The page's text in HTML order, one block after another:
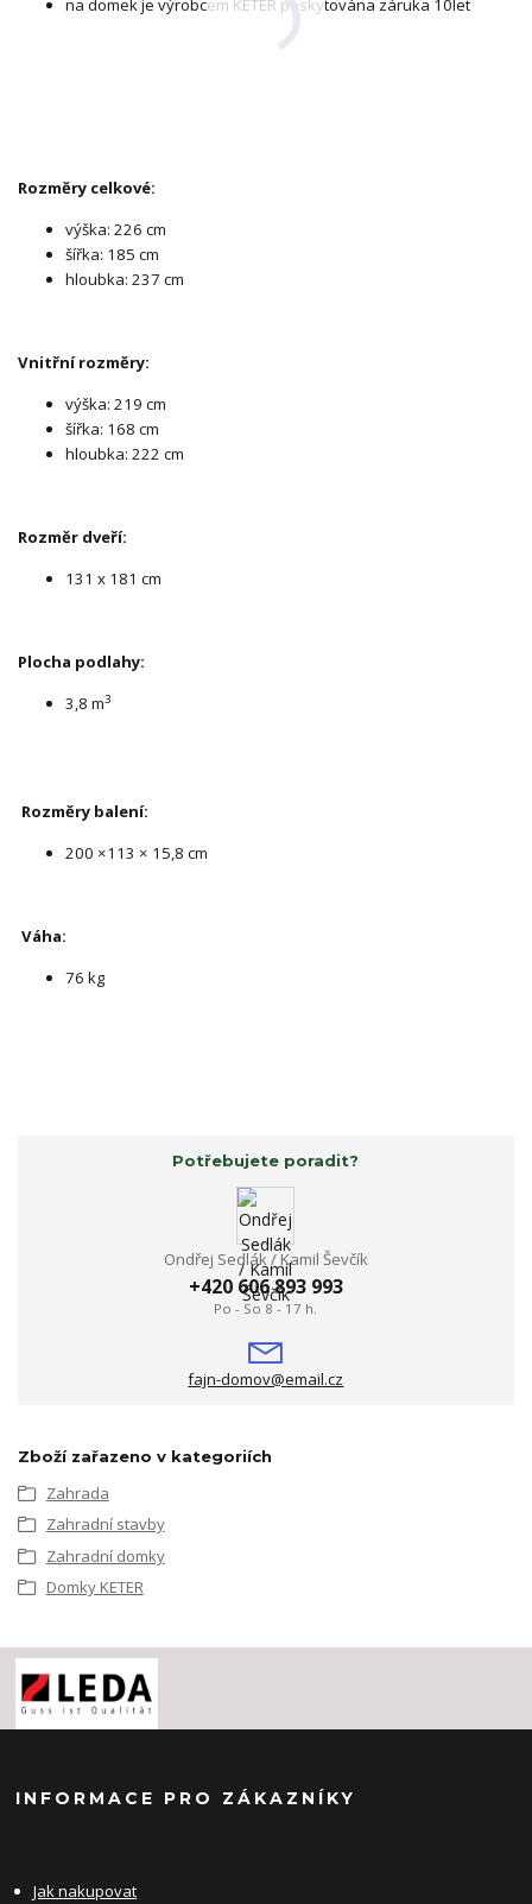
na domek je výrobcem KETER poskytována záruka 10let
Rozměry celkové:
výška: 226 cm
šířka: 185 cm
hloubka: 237 cm
Vnitřní rozměry:
výška: 219 cm
šířka: 168 cm
hloubka: 222 cm
Rozměr dveří:
131 x 181 cm
Plocha podlahy:
3,8 m3
Rozměry balení:
200 ×113 × 15,8 cm
Váha:
76 kg
Potřebujete poradit?
Ondřej Sedlák / Kamil Ševčík
+420 606 893 993
Po - So 8 - 17 h.
fajn-domov@email.cz
Zboží zařazeno v kategoriích
Zahrada
Zahradní stavby
Zahradní domky
Domky KETER
INFORMACE PRO ZÁKAZNÍKY
Jak nakupovat